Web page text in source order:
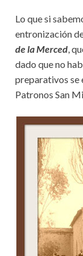
Lo que si
entronización
de la Merced,
dado que no
preparativos se
Patronos San